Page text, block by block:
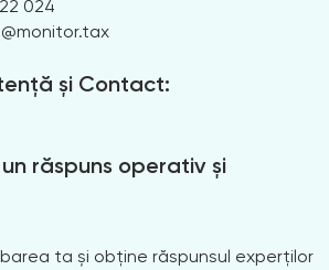
024
și Contact:
răspuns operativ și
ta și obține răspunsul experților